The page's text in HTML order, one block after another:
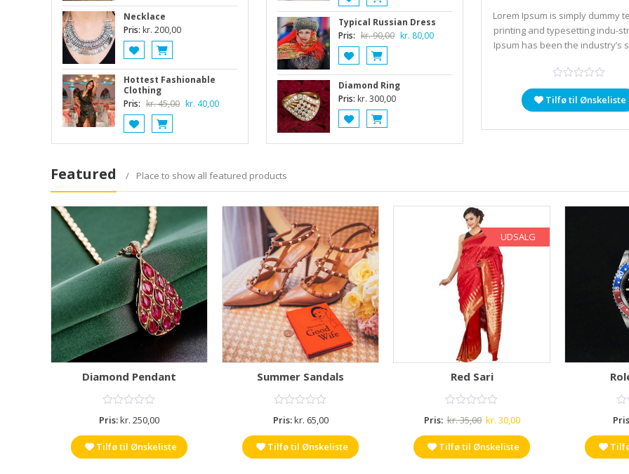
Lorem Ipsum is simply dummy
printing and typesetting indu-
Ipsum has been the industry’s
Tilfø til Ønskeliste
Typical Russian Dress
Pris: kr.90,00 Den
var:
kr. 90,00.
kr. 80,00Den
er:
Diamond Ring
Pris: kr. 300,00
var:
er:
Necklace
Pris: kr. 200,00
Hottest Fashionable
Clothing
Pris: kr.45,00 Den
var:
kr. 40,00Den
er:
Featured Place to show all featured products
Diamond Pendant
Pris:kr. 250,00
Tilfø til Ønskeliste
Summer Sandals
Pris:kr. 65,00
Tilfø til Ønskeliste
UDSALG
Red Sari
Pris: kr.35,00 Den
oprindelige
pris
kr. 30,00Den
aktuelle
pris
Tilfø til Ønskeliste